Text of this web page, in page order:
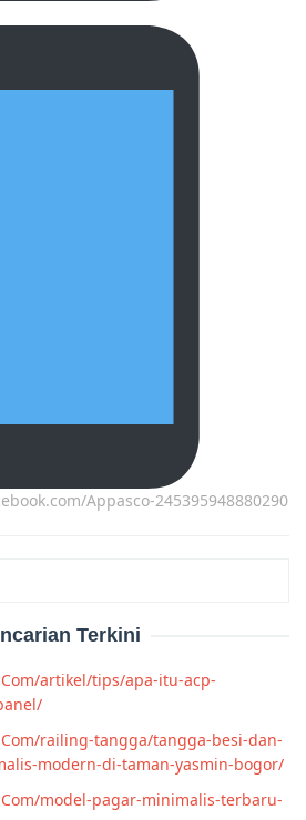
Appasco-245395948880290
Terkini
artikel/tips/apa-itu-acp-
railing-tangga/tangga-besi-dan-
modern-di-taman-yasmin-bogor/
model-pagar-minimalis-terbaru-